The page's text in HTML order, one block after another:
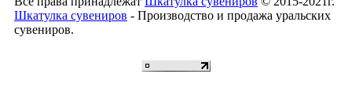
Шкатулка сувениров - Производство и продажа уральских
сувениров.